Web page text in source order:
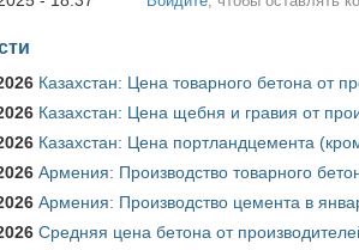
Казахстан: Цена товарного бетона от
Казахстан: Цена щебня и гравия от
Казахстан: Цена портландцемента
Армения: Производство товарного
Армения: Производство цемента в
Средняя цена бетона от